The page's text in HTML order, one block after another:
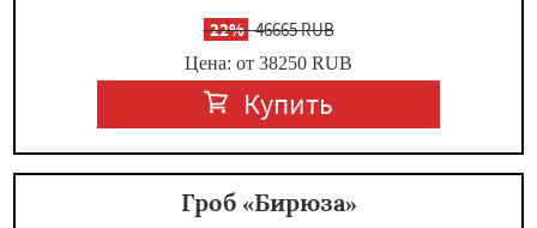
-22%46665 RUB
Цена: от 38250 RUB
Купить
Гроб «Бирюза»